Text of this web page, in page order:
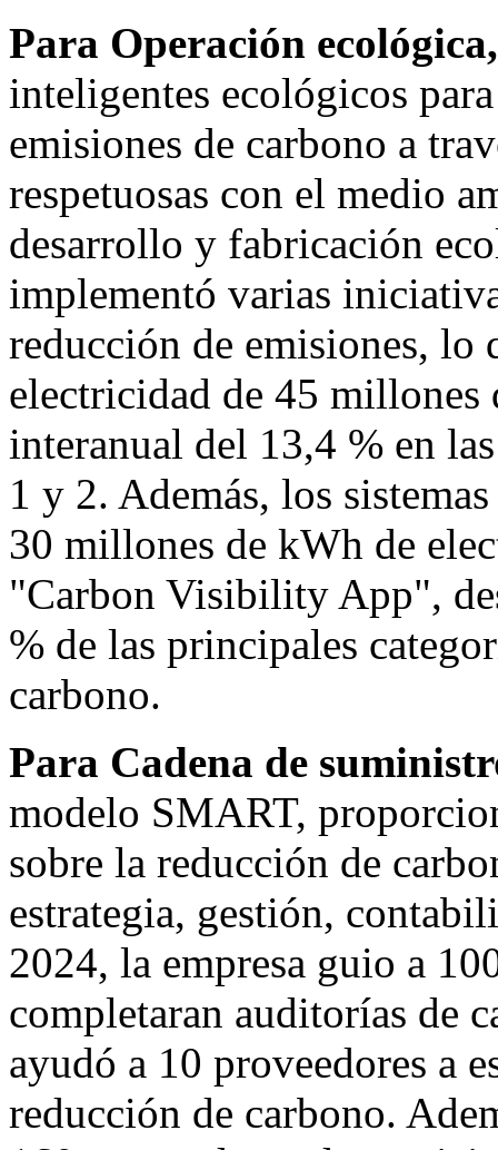
Para Operación
inteligentes ecológicos
emisiones de carbono a
respetuosas con el medio
desarrollo y fabricación
implementó varias
reducción de emisiones, lo
electricidad de 45
interanual del 13,4 % en
1 y 2. Además, los
30 millones de kWh de
"Carbon Visibility App",
% de las principales
carbono.
Para Cadena de
modelo SMART,
sobre la reducción de
estrategia, gestión,
2024, la empresa guio a
completaran auditorías de
ayudó a 10 proveedores a
reducción de carbono.